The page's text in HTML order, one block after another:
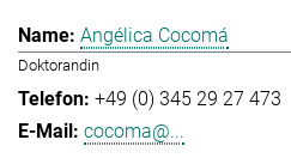
Angélica Cocomá
Doktorandin
+49 (0) 345 29 27 473
cocoma@...